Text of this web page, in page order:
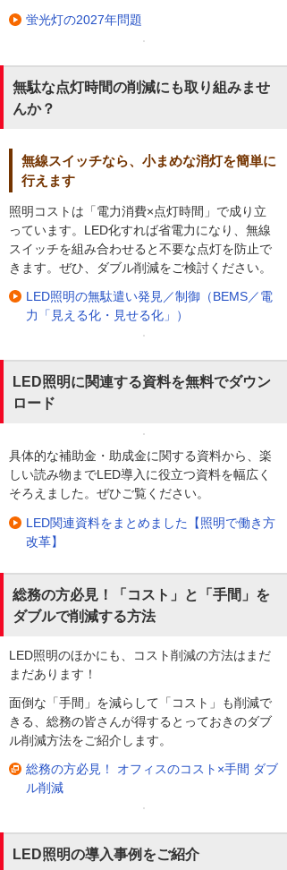
蛍光灯の2027年問題
無駄な点灯時間の削減にも取り組みませ
んか？
無線スイッチなら、小まめな消灯を簡単に
行えます
照明コストは「電力消費×点灯時間」で成り立
っています。LED化すれば省電力になり、無線
スイッチを組み合わせると不要な点灯を防止で
きます。ぜひ、ダブル削減をご検討ください。
LED照明の無駄遣い発見／制御（BEMS／電
力「見える化・見せる化」）
LED照明に関連する資料を無料でダウン
ロード
具体的な補助金・助成金に関する資料から、楽
しい読み物までLED導入に役立つ資料を幅広く
そろえました。ぜひご覧ください。
LED関連資料をまとめました【照明で働き方
改革】
総務の方必見！「コスト」と「手間」を
ダブルで削減する方法
LED照明のほかにも、コスト削減の方法はまだ
まだあります！
面倒な「手間」を減らして「コスト」も削減で
きる、総務の皆さんが得するとっておきのダブ
ル削減方法をご紹介します。
総務の方必見！ オフィスのコスト×手間 ダブ
ル削減
LED照明の導入事例をご紹介